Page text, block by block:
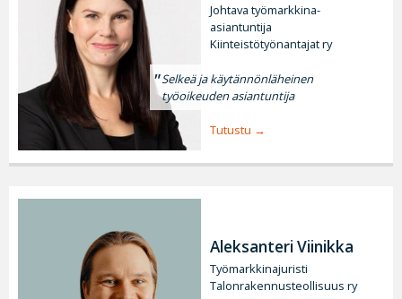
Johtava työmarkkina-
asiantuntija
Kiinteistötyönantajat ry
Selkeä ja käytännönläheinen
työoikeuden asiantuntija
Tutustu
Aleksanteri Viinikka
Työmarkkinajuristi
Talonrakennusteollisuus ry